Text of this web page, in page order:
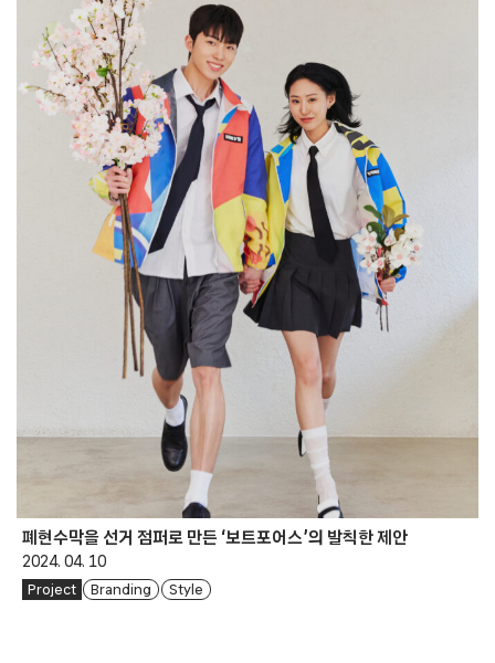
폐현수막을 선거 점퍼로 만든 ‘보트포어스’의 발칙한 제안
2024. 04. 10
Project Branding Style